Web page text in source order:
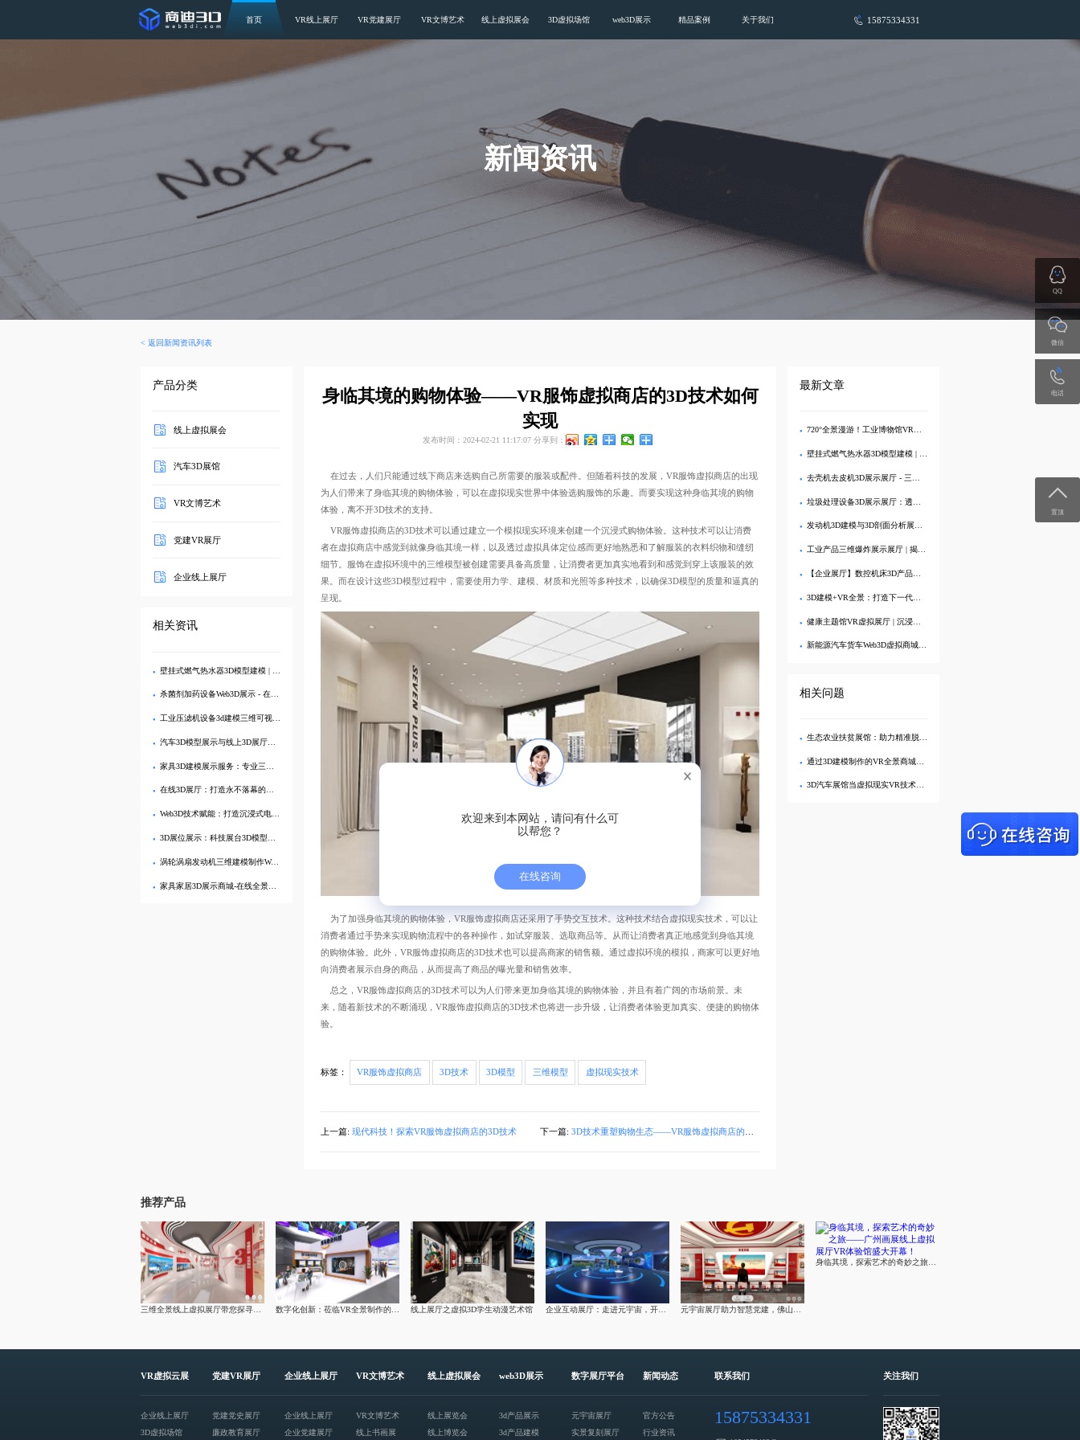
首页 VR线上展厅 VR党建展厅 VR文博艺术 线上虚拟展会 3D虚拟场馆 web3D展示 精品案例 关于我们 15875334331
新闻资讯
< 返回新闻资讯列表
产品分类
线上虚拟展会
汽车3D展馆
VR文博艺术
党建VR展厅
企业线上展厅
相关资讯
壁挂式燃气热水器3D模型建模 | 专业VR效果图制作与可视化展示
杀菌剂加药设备Web3D展示 - 在线三维建模与消毒水循环处理系统
工业压滤机设备3d建模三维可视化web3d线上展示
汽车3D模型展示与线上3D展厅一体化解决方案
家具3D建模展示服务：专业三维建模与线上展示一站式解决方案
在线3D展厅：打造永不落幕的家具品牌数字展馆
Web3D技术赋能：打造沉浸式电商3D产品展示与线上购物体验
3D展位展示：科技展台3D模型制作与现代展台数字展示
涡轮涡扇发动机三维建模制作Web3D展示
家具家居3D展示商城-在线全景漫游，实景般搭配体验
身临其境的购物体验——VR服饰虚拟商店的3D技术如何
实现
发布时间：2024-02-21 11:17:07 分享到：
在过去，人们只能通过线下商店来选购自己所需要的服装或配件。但随着科技的发展，VR服饰虚拟商店的出现
为人们带来了身临其境的购物体验，可以在虚拟现实世界中体验选购服饰的乐趣。而要实现这种身临其境的购物
体验，离不开3D技术的支持。
VR服饰虚拟商店的3D技术可以通过建立一个模拟现实环境来创建一个沉浸式购物体验。这种技术可以让消费
者在虚拟商店中感觉到就像身临其境一样，以及透过虚拟具体定位感而更好地熟悉和了解服装的衣料织物和缝纫
细节。服饰在虚拟环境中的三维模型被创建需要具备高质量，让消费者更加真实地看到和感觉到穿上该服装的效
果。而在设计这些3D模型过程中，需要使用力学、建模、材质和光照等多种技术，以确保3D模型的质量和逼真的
呈现。
为了加强身临其境的购物体验，VR服饰虚拟商店还采用了手势交互技术。这种技术结合虚拟现实技术，可以让
消费者通过手势来实现购物流程中的各种操作，如试穿服装、选取商品等。从而让消费者真正地感觉到身临其境
的购物体验。此外，VR服饰虚拟商店的3D技术也可以提高商家的销售额。通过虚拟环境的模拟，商家可以更好地
向消费者展示自身的商品，从而提高了商品的曝光量和销售效率。
总之，VR服饰虚拟商店的3D技术可以为人们带来更加身临其境的购物体验，并且有着广阔的市场前景。未
来，随着新技术的不断涌现，VR服饰虚拟商店的3D技术也将进一步升级，让消费者体验更加真实、便捷的购物体
验。
标签： VR服饰虚拟商店 3D技术 3D模型 三维模型 虚拟现实技术
上一篇: 现代科技！探索VR服饰虚拟商店的3D技术 下一篇: 3D技术重塑购物生态——VR服饰虚拟商店的未来展望
最新文章
720°全景漫游！工业博物馆VR虚拟展厅3D交互展示
壁挂式燃气热水器3D模型建模 | 专业VR效果图制作与可视化展示
去壳机去皮机3D展示展厅 - 三维建模剖析内部结构
垃圾处理设备3D展示展厅：透视分解，直观呈现工艺亮点
发动机3D建模与3D剖面分析展示展厅：深度解析内部结构
工业产品三维爆炸展示展厅 | 揭秘内部精密结构的3D交互
【企业展厅】数控机床3D产品展示中心 - 在线沉浸式体验
3D建模+VR全景：打造下一代生态旅游数字展厅
健康主题馆VR虚拟展厅 | 沉浸式3D健康科普
新能源汽车货车Web3D虚拟商城：打造沉浸式线上购车体验
相关问题
生态农业扶贫展馆：助力精准脱贫，让农民生活更美好！
通过3D建模制作的VR全景商城实现虚拟现实线上购物有什么优势？
3D汽车展馆当虚拟现实VR技术碰上3D看车会带来什么样的火花？
推荐产品
三维全景线上虚拟展厅带您探寻大柳塔煤矿文化建设 数字化创新：莅临VR全景制作的亚马逊云科技虚拟展厅 线上展厅之虚拟3D学生动漫艺术馆 企业互动展厅：走进元宇宙，开启虚拟的未来之旅 元宇宙展厅助力智慧党建，佛山市开创智慧党建新时代
QQ
微信
电话
置顶
VR虚拟云展
企业线上展厅
3D虚拟场馆
党建VR展厅
党建党史展厅
廉政教育展厅
企业线上展厅
企业线上展厅
企业党建展厅
VR文博艺术
VR文博艺术
线上书画展
线上虚拟展会
线上展览会
线上博览会
web3D展示
3d产品展示
3d产品建模
数字展厅平台
元宇宙展厅
实景复刻展厅
新闻动态
官方公告
行业资讯
联系我们
15875334331
关注我们
欢迎来到本网站，请问有什么可
以帮您？
在线咨询